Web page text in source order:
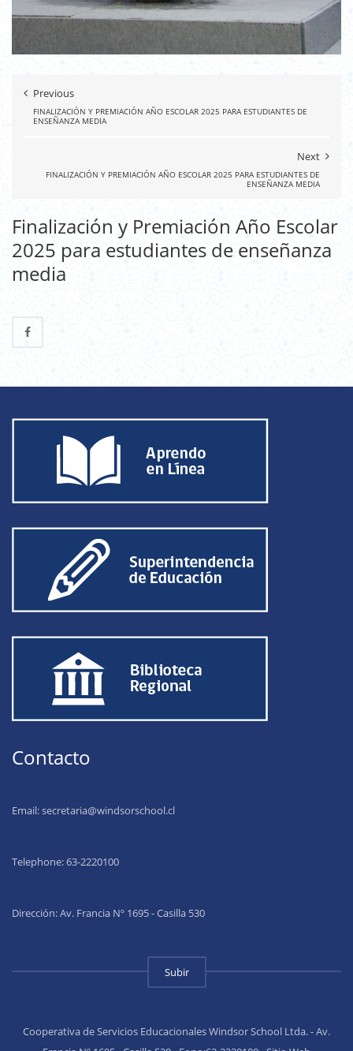
Previous
FINALIZACIÓN Y PREMIACIÓN AÑO ESCOLAR 2025 PARA ESTUDIANTES DE
ENSEÑANZA MEDIA
Next
FINALIZACIÓN Y PREMIACIÓN AÑO ESCOLAR 2025 PARA ESTUDIANTES DE
ENSEÑANZA MEDIA
Finalización y Premiación Año Escolar
2025 para estudiantes de enseñanza
media
Contacto
Email:secretaria@windsorschool.cl
Telephone: 63-2220100
Dirección: Av. Francia Nº 1695 - Casilla 530
Subir
Cooperativa de Servicios Educacionales Windsor School Ltda. - Av.